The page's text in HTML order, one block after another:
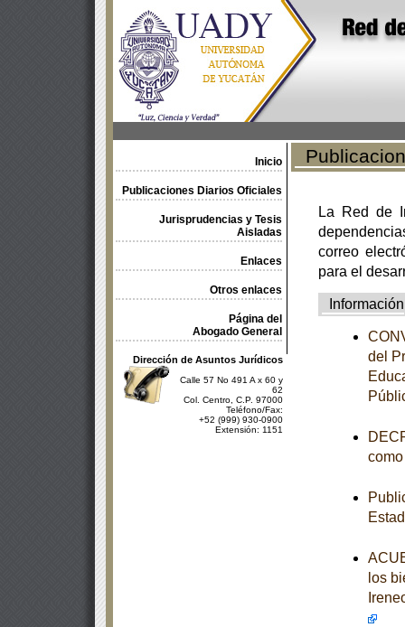
Inicio
Publicaciones Diarios Oficiales
Jurisprudencias y Tesis
Aisladas
Enlaces
Otros enlaces
Página del
Abogado General
Dirección de Asuntos Jurídicos
Calle 57 No 491 A x 60 y
62
Col. Centro, C.P. 97000
Teléfono/Fax:
+52 (999) 930-0900
Extensión: 1151
La Red de
correo
para el
Información
del
los